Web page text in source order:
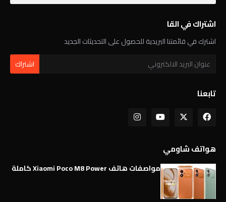
اشتراك في القا
اشترك في قائمتنا البريدية للحصول على التحديثات الجديد
تابعنا
هواتف شاومي
مواصفات هاتف Xiaomi Poco M8 Power كاملة